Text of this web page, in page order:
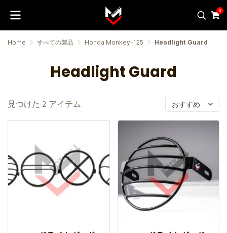
0
Home すべての製品 Honda Monkey-125 Headlight Guard
Headlight Guard
見つけた 2 アイテム おすすめ